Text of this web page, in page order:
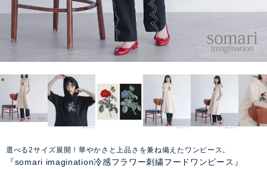
選べる2サイズ展開！華やかさと上品さを兼ね備えたワンピース。
『somari imagination冷感フラワー刺繍フードワンピース』